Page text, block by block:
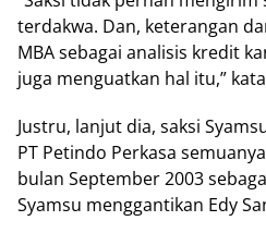
terdakwa. Dan, keterangan
MBA sebagai analisis kredit
juga menguatkan hal itu,”
Justru, lanjut dia, saksi
PT Petindo Perkasa
bulan September 2003
Syamsu menggantikan Edy